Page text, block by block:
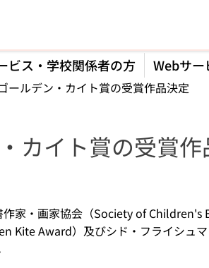
ビス・学校関係者の方 Webサー
ールデン・カイト賞の受賞作品決定
カイト賞の受賞作
家・画家協会（Society of Children's
Kite Award）及びシド・フライシュ